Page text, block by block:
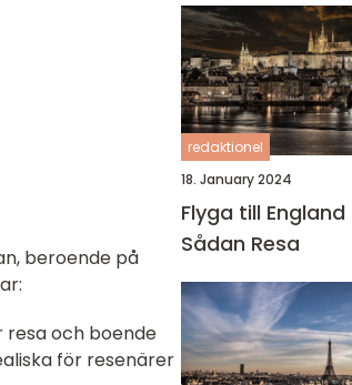
beroende på
resa och boende
för resenärer
redaktionel
18. January 2024
Flyga till England
Sådan Resa